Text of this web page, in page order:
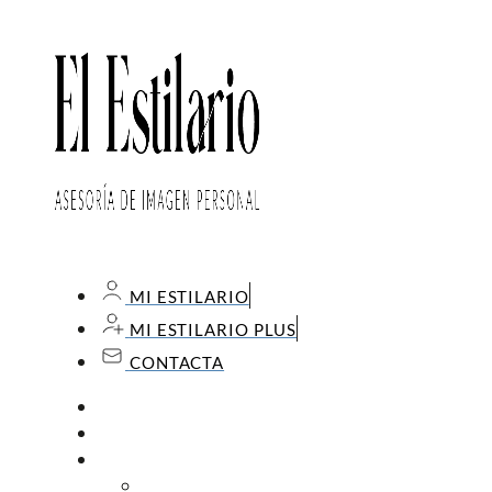
MI ESTILARIO
MI ESTILARIO PLUS
CONTACTA